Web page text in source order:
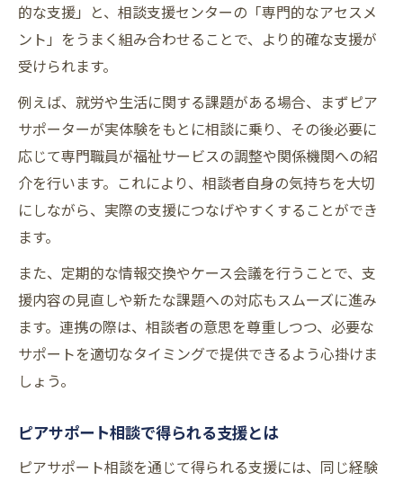
的な支援」と、相談支援センターの「専門的なアセスメ
ント」をうまく組み合わせることで、より的確な支援が
受けられます。
例えば、就労や生活に関する課題がある場合、まずピア
サポーターが実体験をもとに相談に乗り、その後必要に
応じて専門職員が福祉サービスの調整や関係機関への紹
介を行います。これにより、相談者自身の気持ちを大切
にしながら、実際の支援につなげやすくすることができ
ます。
また、定期的な情報交換やケース会議を行うことで、支
援内容の見直しや新たな課題への対応もスムーズに進み
ます。連携の際は、相談者の意思を尊重しつつ、必要な
サポートを適切なタイミングで提供できるよう心掛けま
しょう。
ピアサポート相談で得られる支援とは
ピアサポート相談を通じて得られる支援には、同じ経験